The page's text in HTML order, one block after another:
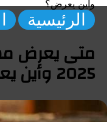
يعرض؟
الفن
يعرض
يعرض؟